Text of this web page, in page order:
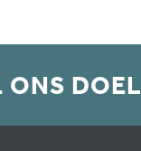
ONS DOEL